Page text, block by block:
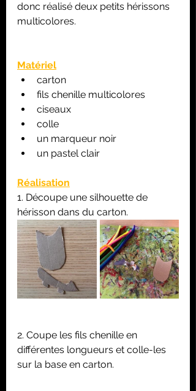
donc réalisé deux petits hérissons
multicolores.
Matériel
carton
fils chenille multicolores
ciseaux
colle
un marqueur noir
un pastel clair
Réalisation
1. Découpe une silhouette de
hérisson dans du carton.
2. Coupe les fils chenille en
différentes longueurs et colle-les
sur la base en carton.